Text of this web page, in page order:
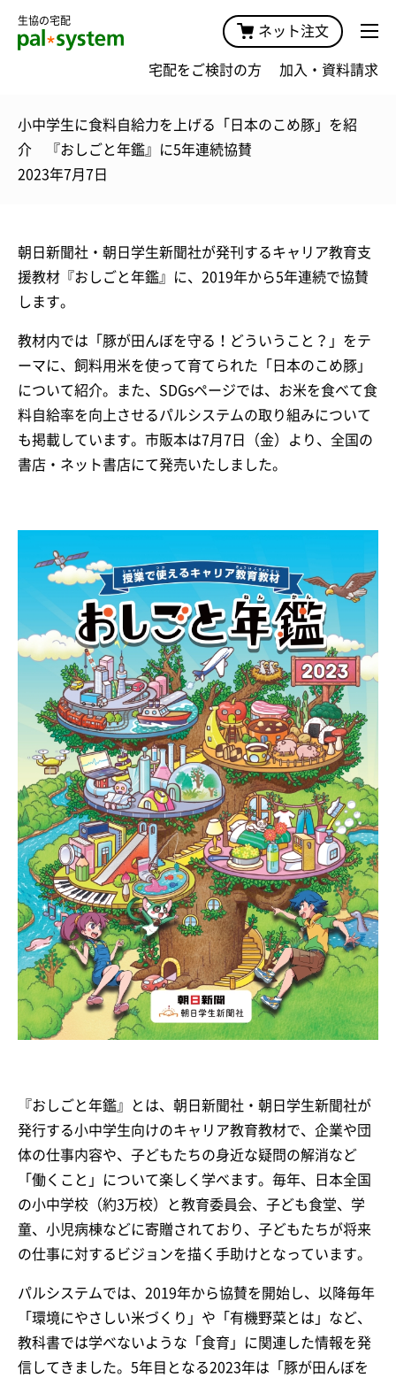
生協の宅配
ネット注文
宅配をご検討の方 加入・資料請求
小中学生に食料自給力を上げる「日本のこめ豚」を紹
介 『おしごと年鑑』に5年連続協賛
2023年7月7日
朝日新聞社・朝日学生新聞社が発刊するキャリア教育支
援教材『おしごと年鑑』に、2019年から5年連続で協賛
します。
教材内では「豚が田んぼを守る！どういうこと？」をテ
ーマに、飼料用米を使って育てられた「日本のこめ豚」
について紹介。また、SDGsページでは、お米を食べて食
料自給率を向上させるパルシステムの取り組みについて
も掲載しています。市販本は7月7日（金）より、全国の
書店・ネット書店にて発売いたしました。
『おしごと年鑑』とは、朝日新聞社・朝日学生新聞社が
発行する小中学生向けのキャリア教育教材で、企業や団
体の仕事内容や、子どもたちの身近な疑問の解消など
「働くこと」について楽しく学べます。毎年、日本全国
の小中学校（約3万校）と教育委員会、子ども食堂、学
童、小児病棟などに寄贈されており、子どもたちが将来
の仕事に対するビジョンを描く手助けとなっています。
パルシステムでは、2019年から協賛を開始し、以降毎年
「環境にやさしい米づくり」や「有機野菜とは」など、
教科書では学べないような「食育」に関連した情報を発
信してきました。5年目となる2023年は「豚が田んぼを